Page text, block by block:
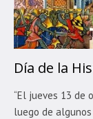
Día de la
“El jueves 13 de
luego de algunos